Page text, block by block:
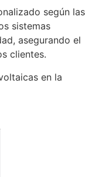
según las
sistemas
asegurando el
clientes.
en la